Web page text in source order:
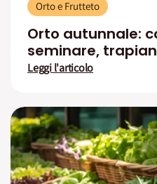
Orto e Frutteto
Orto autunnale:
seminare,
Leggi l'articolo